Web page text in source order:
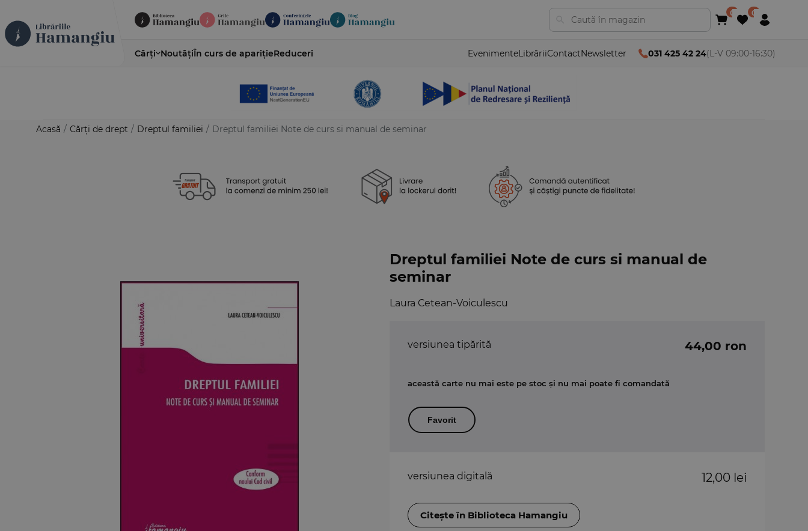
Cărți NoutățiÎn curs de aparițieReduceri EvenimenteLibrăriiContactNewsletter 031 425 42 24(L-V 09:00-16:30)
Acasă / Cărți de drept / Dreptul familiei / Dreptul familiei Note de curs si manual de seminar
Dreptul familiei Note de curs si manual de
seminar
Laura Cetean-Voiculescu
versiunea tipărită 44,00 ron
această carte nu mai este pe stoc și nu mai poate fi comandată
Favorit
versiunea digitală 12,00 lei
Citește în Biblioteca Hamangiu